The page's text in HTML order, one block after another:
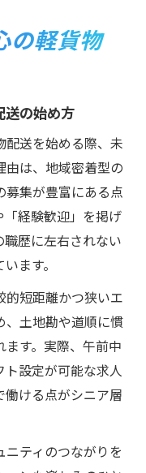
の軽貨物
送の始め方
配送を始める際、未
は、地域密着型の
集が豊富にある点
「経験歓迎」を掲げ
歴に左右されない
ます。
短距離かつ狭いエ
、土地勘や道順に慣
す。実際、午前中
設定が可能な求人
ける点がシニア層
ティのつながりを